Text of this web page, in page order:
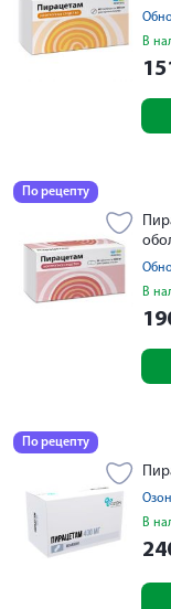
В
По рецепту
В
По рецепту
В